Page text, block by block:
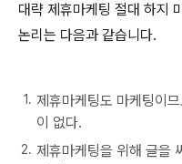
대략 제휴마케팅 절대 하지
논리는 다음과 같습니다.
제휴마케팅도 마케팅이
이 없다.
제휴마케팅을 위해 글을